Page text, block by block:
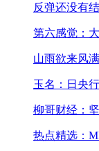
反弹还没有
第六感觉：
山雨欲来风
玉名：日央
柳哥财经：
热点精选：